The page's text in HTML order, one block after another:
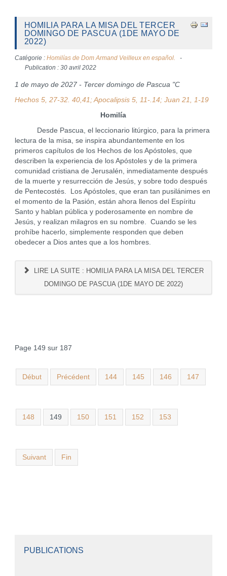
HOMILIA PARA LA MISA DEL TERCER
DOMINGO DE PASCUA (1DE MAYO DE
2022)
Catégorie : Homilías de Dom Armand Veilleux en español.
Publication : 30 avril 2022
1 de mayo de 2027 - Tercer domingo de Pascua "C
Hechos 5, 27-32. 40,41; Apocalipsis 5, 11-.14; Juan 21, 1-19
Homilía
Desde Pascua, el leccionario litúrgico, para la primera
lectura de la misa, se inspira abundantemente en los
primeros capítulos de los Hechos de los Apóstoles, que
describen la experiencia de los Apóstoles y de la primera
comunidad cristiana de Jerusalén, inmediatamente después
de la muerte y resurrección de Jesús, y sobre todo después
de Pentecostés. Los Apóstoles, que eran tan pusilánimes en
el momento de la Pasión, están ahora llenos del Espíritu
Santo y hablan pública y poderosamente en nombre de
Jesús, y realizan milagros en su nombre. Cuando se les
prohíbe hacerlo, simplemente responden que deben
obedecer a Dios antes que a los hombres.
LIRE LA SUITE : HOMILIA PARA LA MISA DEL TERCER
DOMINGO DE PASCUA (1DE MAYO DE 2022)
Page 149 sur 187
Début Précédent 144 145 146 147
148 149 150 151 152 153
Suivant Fin
PUBLICATIONS